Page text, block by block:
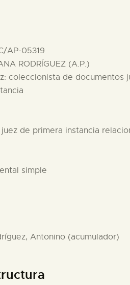
AP-05319
RODRÍGUEZ (A.P.)
coleccionista de documentos
de primera instancia
simple
Antonino (acumulador)